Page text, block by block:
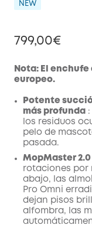
NEW
799,00€
Nota: El
europeo.
Potente
más profunda :
los residuos
pelo de
pasada.
MopMaster
rotaciones por
abajo,
las
Pro Omni
dejan pisos
alfombra, las